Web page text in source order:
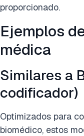
proporcionado.
Ejemplos
médica
Similares a
codificador)
Optimizados para
biomédico, estos